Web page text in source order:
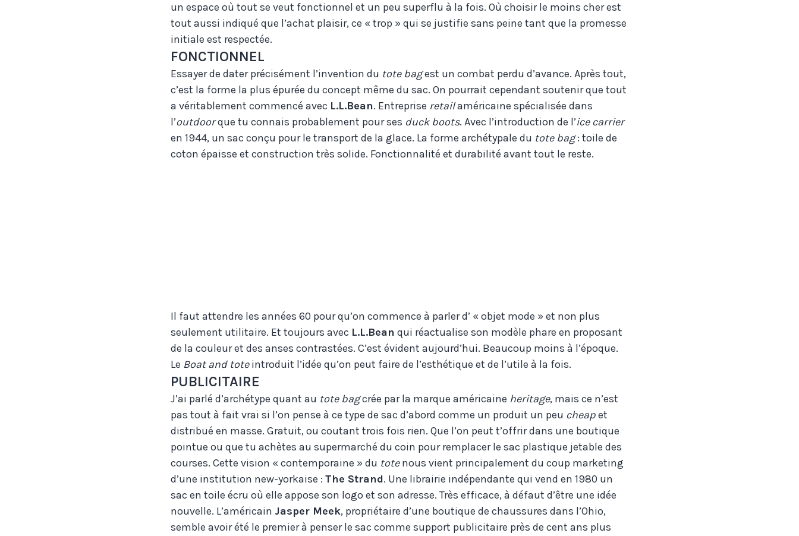
un espace où tout se veut fonctionnel et un peu superflu à la fois. Où choisir le moins cher est
tout aussi indiqué que l’achat plaisir, ce « trop » qui se justifie sans peine tant que la promesse
initiale est respectée.
FONCTIONNEL
Essayer de dater précisément l’invention du tote bagest un combat perdu d’avance. Après tout,
c’est la forme la plus épurée du concept même du sac. On pourrait cependant soutenir que tout
a véritablement commencé avec L.L.Bean. Entreprise retailaméricaine spécialisée dans
l’outdoorque tu connais probablement pour ses duck boots. Avec l’introduction de l’ice carrier
en 1944, un sac conçu pour le transport de la glace. La forme archétypale du tote bag: toile de
coton épaisse et construction très solide. Fonctionnalité et durabilité avant tout le reste.
Il faut attendre les années 60 pour qu’on commence à parler d’ « objet mode » et non plus
seulement utilitaire. Et toujours avec L.L.Bean qui réactualise son modèle phare en proposant
de la couleur et des anses contrastées. C’est évident aujourd’hui. Beaucoup moins à l’époque.
Le Boat and toteintroduit l’idée qu’on peut faire de l’esthétique et de l’utile à la fois.
PUBLICITAIRE
J’ai parlé d’archétype quant au tote bagcrée par la marque américaine heritage, mais ce n’est
pas tout à fait vrai si l’on pense à ce type de sac d’abord comme un produit un peu cheapet
distribué en masse. Gratuit, ou coutant trois fois rien. Que l’on peut t’offrir dans une boutique
pointue ou que tu achètes au supermarché du coin pour remplacer le sac plastique jetable des
courses. Cette vision « contemporaine » du totenous vient principalement du coup marketing
d’une institution new-yorkaise : The Strand. Une librairie indépendante qui vend en 1980 un
sac en toile écru où elle appose son logo et son adresse. Très efficace, à défaut d’être une idée
nouvelle. L’américain Jasper Meek, propriétaire d’une boutique de chaussures dans l’Ohio,
semble avoir été le premier à penser le sac comme support publicitaire près de cent ans plus